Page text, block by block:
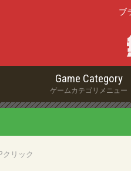
ブ
Game Category
ゲームカテゴリメニュー
クリック